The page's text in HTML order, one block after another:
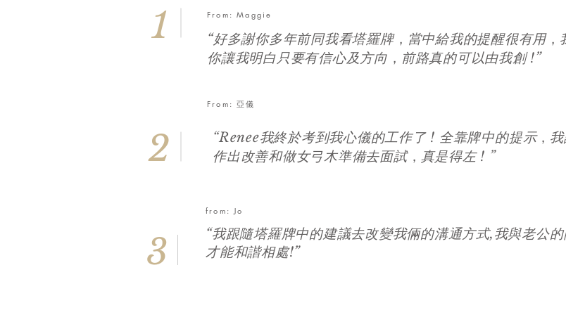
1 From: Maggie
“好多謝你多年前同我看塔羅牌， 當中給我的提醒很有用，
你讓我明白只要有信心及方向 ， 前路真的可以由我創 !”
From: 亞儀
2 “Renee我終於考到我心儀的工作了 ! 全靠牌中的提示，
作出改善和做女弓木準備去面試， 真是得左 ! ”
from: Jo
3
“我跟隨塔羅牌中的建議去改變我倆的溝通方式,我與老公
才能和諧相處!”